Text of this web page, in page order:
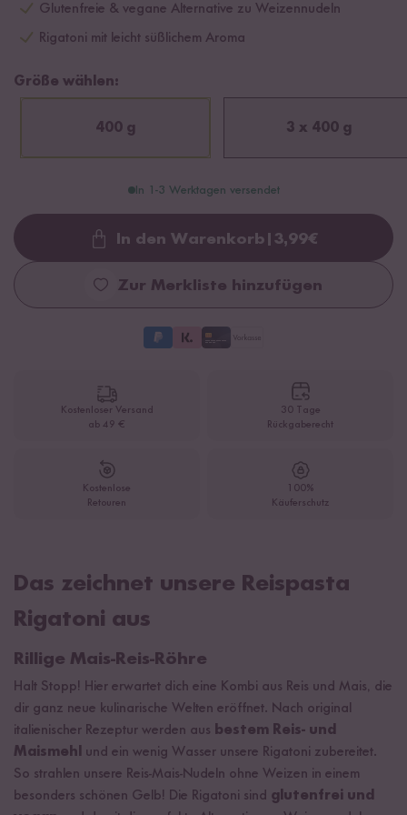
Glutenfreie & vegane Alternative zu Weizennudeln
Rigatoni mit leicht süßlichem Aroma
Größe wählen:
400 g 3 x 400 g
In 1-3 Werktagen versendet
Loading...
In den Warenkorb 3,99€
Zur Merkliste hinzufügen
Kostenloser Versand
ab 49 €
30 Tage
Rückgaberecht
Kostenlose
Retouren
100%
Käuferschutz
Das zeichnet unsere Reispasta
Rigatoni aus
Rillige Mais-Reis-Röhre
Halt Stopp! Hier erwartet dich eine Kombi aus Reis und Mais, die
dir ganz neue kulinarische Welten eröffnet. Nach original
italienischer Rezeptur werden aus bestem Reis- und
Maismehl
und ein wenig Wasser unsere Rigatoni zubereitet.
So strahlen unsere Reis-Mais-Nudeln ohne Weizen in einem
besonders schönen Gelb! Die Rigatoni sind glutenfrei und